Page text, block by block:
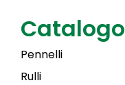
Catalogo
Pennelli
Rulli